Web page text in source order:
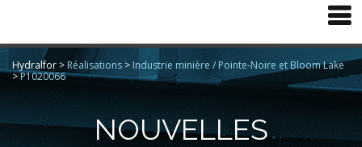

Hydralfor >Réalisations > Industrie minière / Pointe-Noire et Bloom Lake
>P1020066
NOUVELLES